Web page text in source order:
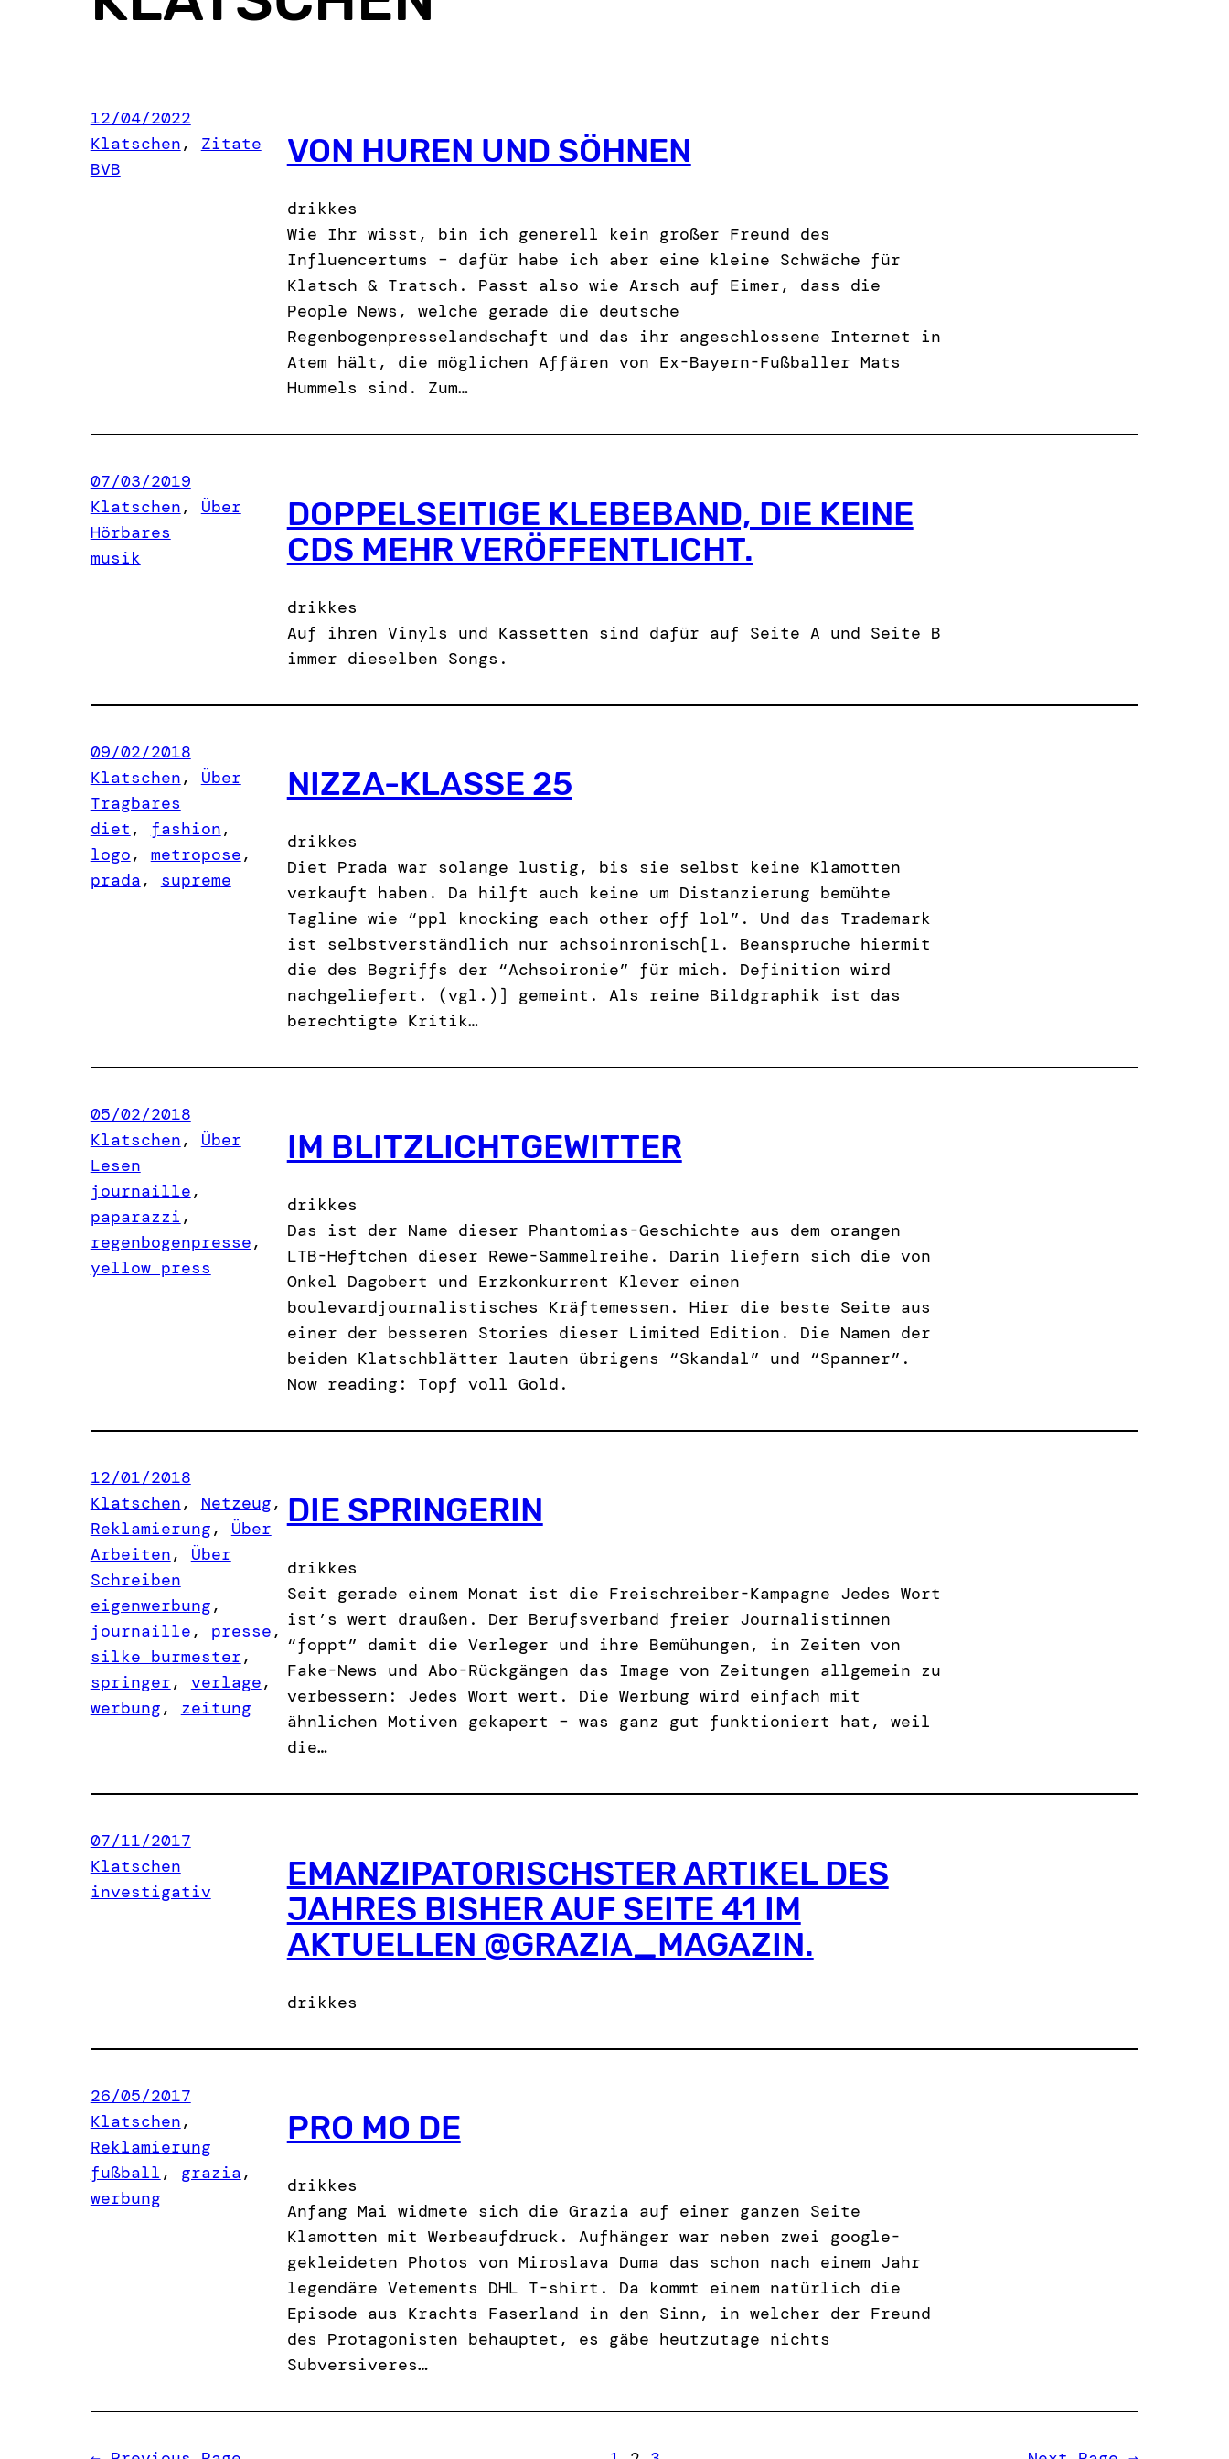
12/04/2022
Klatschen, Zitate
BVB
VON HUREN UND SÖHNEN
drikkes
Wie Ihr wisst, bin ich generell kein großer Freund des
Influencertums – dafür habe ich aber eine kleine Schwäche für
Klatsch & Tratsch. Passt also wie Arsch auf Eimer, dass die
People News, welche gerade die deutsche
Regenbogenpresselandschaft und das ihr angeschlossene Internet in
Atem hält, die möglichen Affären von Ex-Bayern-Fußballer Mats
Hummels sind. Zum…
07/03/2019
Klatschen, Über
Hörbares
musik
DOPPELSEITIGE KLEBEBAND, DIE KEINE
CDS MEHR VERÖFFENTLICHT.
drikkes
Auf ihren Vinyls und Kassetten sind dafür auf Seite A und Seite B
immer dieselben Songs.
09/02/2018
Klatschen, Über
Tragbares
diet , fashion
logo, metropose
prada, supreme
NIZZA-KLASSE 25
drikkes
Diet Prada war solange lustig, bis sie selbst keine Klamotten
verkauft haben. Da hilft auch keine um Distanzierung bemühte
Tagline wie “ppl knocking each other off lol”. Und das Trademark
ist selbstverständlich nur achsoinronisch[1. Beanspruche hiermit
die des Begriffs der “Achsoironie” für mich. Definition wird
nachgeliefert. (vgl.)] gemeint. Als reine Bildgraphik ist das
berechtigte Kritik…
05/02/2018
Klatschen, Über
Lesen
journaille
paparazzi
regenbogenpresse
yellow press
IM BLITZLICHTGEWITTER
drikkes
Das ist der Name dieser Phantomias-Geschichte aus dem orangen
LTB-Heftchen dieser Rewe-Sammelreihe. Darin liefern sich die von
Onkel Dagobert und Erzkonkurrent Klever einen
boulevardjournalistisches Kräftemessen. Hier die beste Seite aus
einer der besseren Stories dieser Limited Edition. Die Namen der
beiden Klatschblätter lauten übrigens “Skandal” und “Spanner”.
Now reading: Topf voll Gold.
12/01/2018
Klatschen, Netzeug
,
Reklamierung, Über
Arbeiten, Über
Schreiben
eigenwerbung
journaille, presse
,
silke burmester
springer, verlage
werbung, zeitung
DIE SPRINGERIN
drikkes
Seit gerade einem Monat ist die Freischreiber-Kampagne Jedes Wort
ist’s wert draußen. Der Berufsverband freier Journalistinnen
“foppt” damit die Verleger und ihre Bemühungen, in Zeiten von
Fake-News und Abo-Rückgängen das Image von Zeitungen allgemein zu
verbessern: Jedes Wort wert. Die Werbung wird einfach mit
ähnlichen Motiven gekapert – was ganz gut funktioniert hat, weil
die…
07/11/2017
Klatschen
investigativ
EMANZIPATORISCHSTER ARTIKEL DES
JAHRES BISHER AUF SEITE 41 IM
AKTUELLEN @GRAZIA_MAGAZIN.
drikkes
26/05/2017
Klatschen
Reklamierung
fußball , grazia
werbung
PRO MO DE
drikkes
Anfang Mai widmete sich die Grazia auf einer ganzen Seite
Klamotten mit Werbeaufdruck. Aufhänger war neben zwei google-
gekleideten Photos von Miroslava Duma das schon nach einem Jahr
legendäre Vetements DHL T-shirt. Da kommt einem natürlich die
Episode aus Krachts Faserland in den Sinn, in welcher der Freund
des Protagonisten behauptet, es gäbe heutzutage nichts
Subversiveres…